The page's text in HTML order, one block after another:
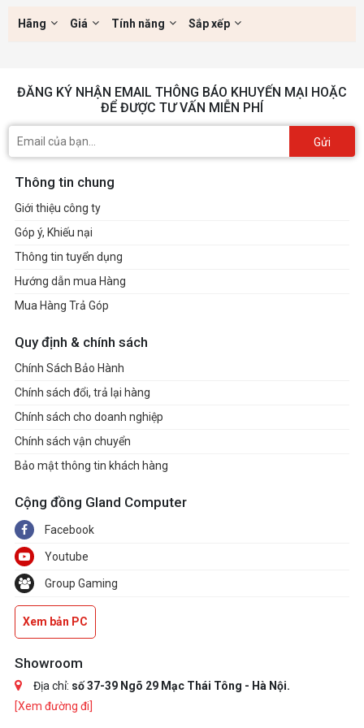
Hãng Giá Tính năng Sắp xếp
ĐĂNG KÝ NHẬN EMAIL THÔNG BÁO KHUYẾN MẠI HOẶC
ĐỂ ĐƯỢC TƯ VẤN MIỄN PHÍ
Gửi
Thông tin chung
Giới thiệu công ty
Góp ý, Khiếu nại
Thông tin tuyển dụng
Hướng dẫn mua Hàng
Mua Hàng Trả Góp
Quy định & chính sách
Chính Sách Bảo Hành
Chính sách đổi, trả lại hàng
Chính sách cho doanh nghiệp
Chính sách vận chuyển
Bảo mật thông tin khách hàng
Cộng đồng Gland Computer
Facebook
Youtube
Group Gaming
Xem bản PC
Showroom
Địa chỉ: số 37-39 Ngõ 29 Mạc Thái Tông - Hà Nội.
[Xem đường đi]